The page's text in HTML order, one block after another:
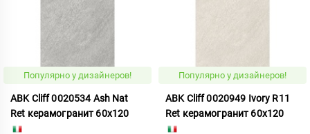
Популярно у дизайнеров!
ABK Cliff 0020534 Ash Nat
Ret керамогранит 60x120
Популярно у дизайнеров!
ABK Cliff 0020949 Ivory R11
Ret керамогранит 60x120